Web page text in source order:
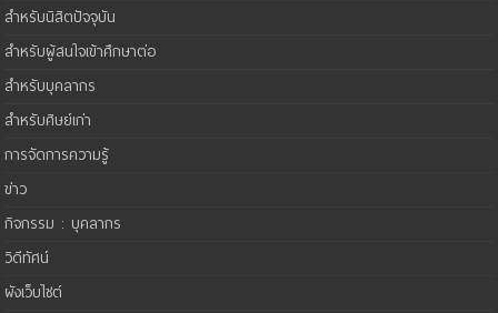
สำหรับนิสิตปัจจุบัน
สำหรับผู้สนใจเข้าศึกษาต่อ
สำหรับบุคลากร
สำหรับศิษย์เก่า
การจัดการความรู้
ข่าว
กิจกรรม : บุคลากร
วิดีทัศน์
ผังเว็บไซต์